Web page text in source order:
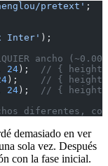
pretext' ;
Inter' );
ancho
24 );
// { height:
);
// { height:
24 );
// { height:
diferentes,
demasiado en ver
sola vez. Después
con la fase inicial.